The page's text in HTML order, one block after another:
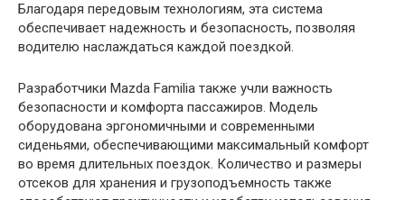
Благодаря передовым технологиям, эта система
обеспечивает надежность и безопасность, позволяя
водителю наслаждаться каждой поездкой.
Разработчики Mazda Familia также учли важность
безопасности и комфорта пассажиров. Модель
оборудована эргономичными и современными
сиденьями, обеспечивающими максимальный комфорт
во время длительных поездок. Количество и размеры
отсеков для хранения и грузоподъемность также